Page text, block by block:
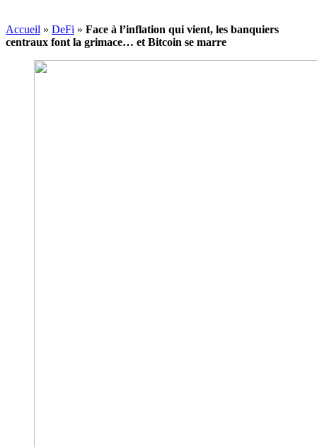
Accueil » DeFi » Face à l’inflation qui vient, les banquiers
centraux font la grimace… et Bitcoin se marre